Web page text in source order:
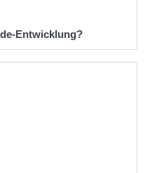
Entwicklung?